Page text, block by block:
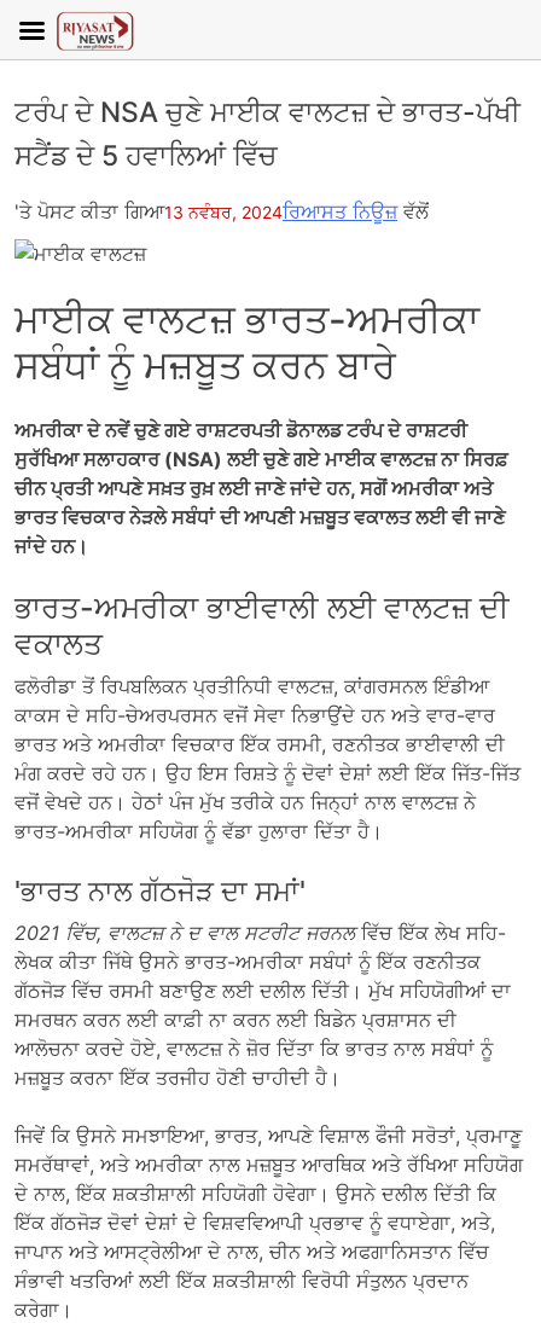
ਟਰੰਪ ਦੇ NSA ਚੁਣੇ ਮਾਈਕ ਵਾਲਟਜ਼ ਦੇ ਭਾਰਤ-ਪੱਖੀ
ਸਟੈਂਡ ਦੇ 5 ਹਵਾਲਿਆਂ ਵਿੱਚ
'ਤੇ ਪੋਸਟ ਕੀਤਾ ਗਿਆ13 ਨਵੰਬਰ, 2024ਰਿਆਸਤ ਨਿਊਜ਼ਵੱਲੋਂ
ਮਾਈਕ ਵਾਲਟਜ਼ ਭਾਰਤ-ਅਮਰੀਕਾ
ਸਬੰਧਾਂ ਨੂੰ ਮਜ਼ਬੂਤ ​​ਕਰਨ ਬਾਰੇ
ਅਮਰੀਕਾ ਦੇ ਨਵੇਂ ਚੁਣੇ ਗਏ ਰਾਸ਼ਟਰਪਤੀ ਡੋਨਾਲਡ ਟਰੰਪ ਦੇ ਰਾਸ਼ਟਰੀ
ਸੁਰੱਖਿਆ ਸਲਾਹਕਾਰ (NSA) ਲਈ ਚੁਣੇ ਗਏ ਮਾਈਕ ਵਾਲਟਜ਼ ਨਾ ਸਿਰਫ਼
ਚੀਨ ਪ੍ਰਤੀ ਆਪਣੇ ਸਖ਼ਤ ਰੁਖ਼ ਲਈ ਜਾਣੇ ਜਾਂਦੇ ਹਨ, ਸਗੋਂ ਅਮਰੀਕਾ ਅਤੇ
ਭਾਰਤ ਵਿਚਕਾਰ ਨੇੜਲੇ ਸਬੰਧਾਂ ਦੀ ਆਪਣੀ ਮਜ਼ਬੂਤ ​​ਵਕਾਲਤ ਲਈ ਵੀ ਜਾਣੇ
ਜਾਂਦੇ ਹਨ।
ਭਾਰਤ-ਅਮਰੀਕਾ ਭਾਈਵਾਲੀ ਲਈ ਵਾਲਟਜ਼ ਦੀ
ਵਕਾਲਤ
ਫਲੋਰੀਡਾ ਤੋਂ ਰਿਪਬਲਿਕਨ ਪ੍ਰਤੀਨਿਧੀ ਵਾਲਟਜ਼, ਕਾਂਗਰਸਨਲ ਇੰਡੀਆ
ਕਾਕਸ ਦੇ ਸਹਿ-ਚੇਅਰਪਰਸਨ ਵਜੋਂ ਸੇਵਾ ਨਿਭਾਉਂਦੇ ਹਨ ਅਤੇ ਵਾਰ-ਵਾਰ
ਭਾਰਤ ਅਤੇ ਅਮਰੀਕਾ ਵਿਚਕਾਰ ਇੱਕ ਰਸਮੀ, ਰਣਨੀਤਕ ਭਾਈਵਾਲੀ ਦੀ
ਮੰਗ ਕਰਦੇ ਰਹੇ ਹਨ। ਉਹ ਇਸ ਰਿਸ਼ਤੇ ਨੂੰ ਦੋਵਾਂ ਦੇਸ਼ਾਂ ਲਈ ਇੱਕ ਜਿੱਤ-ਜਿੱਤ
ਵਜੋਂ ਵੇਖਦੇ ਹਨ। ਹੇਠਾਂ ਪੰਜ ਮੁੱਖ ਤਰੀਕੇ ਹਨ ਜਿਨ੍ਹਾਂ ਨਾਲ ਵਾਲਟਜ਼ ਨੇ
ਭਾਰਤ-ਅਮਰੀਕਾ ਸਹਿਯੋਗ ਨੂੰ ਵੱਡਾ ਹੁਲਾਰਾ ਦਿੱਤਾ ਹੈ।
'ਭਾਰਤ ਨਾਲ ਗੱਠਜੋੜ ਦਾ ਸਮਾਂ'
2021 ਵਿੱਚ, ਵਾਲਟਜ਼ ਨੇ ਦ ਵਾਲ ਸਟਰੀਟ ਜਰਨਲਵਿੱਚ ਇੱਕ ਲੇਖ ਸਹਿ-
ਲੇਖਕ ਕੀਤਾ ਜਿੱਥੇ ਉਸਨੇ ਭਾਰਤ-ਅਮਰੀਕਾ ਸਬੰਧਾਂ ਨੂੰ ਇੱਕ ਰਣਨੀਤਕ
ਗੱਠਜੋੜ ਵਿੱਚ ਰਸਮੀ ਬਣਾਉਣ ਲਈ ਦਲੀਲ ਦਿੱਤੀ। ਮੁੱਖ ਸਹਿਯੋਗੀਆਂ ਦਾ
ਸਮਰਥਨ ਕਰਨ ਲਈ ਕਾਫ਼ੀ ਨਾ ਕਰਨ ਲਈ ਬਿਡੇਨ ਪ੍ਰਸ਼ਾਸਨ ਦੀ
ਆਲੋਚਨਾ ਕਰਦੇ ਹੋਏ, ਵਾਲਟਜ਼ ਨੇ ਜ਼ੋਰ ਦਿੱਤਾ ਕਿ ਭਾਰਤ ਨਾਲ ਸਬੰਧਾਂ ਨੂੰ
ਮਜ਼ਬੂਤ ​​ਕਰਨਾ ਇੱਕ ਤਰਜੀਹ ਹੋਣੀ ਚਾਹੀਦੀ ਹੈ।
ਜਿਵੇਂ ਕਿ ਉਸਨੇ ਸਮਝਾਇਆ, ਭਾਰਤ, ਆਪਣੇ ਵਿਸ਼ਾਲ ਫੌਜੀ ਸਰੋਤਾਂ, ਪ੍ਰਮਾਣੂ
ਸਮਰੱਥਾਵਾਂ, ਅਤੇ ਅਮਰੀਕਾ ਨਾਲ ਮਜ਼ਬੂਤ ​​ਆਰਥਿਕ ਅਤੇ ਰੱਖਿਆ ਸਹਿਯੋਗ
ਦੇ ਨਾਲ, ਇੱਕ ਸ਼ਕਤੀਸ਼ਾਲੀ ਸਹਿਯੋਗੀ ਹੋਵੇਗਾ। ਉਸਨੇ ਦਲੀਲ ਦਿੱਤੀ ਕਿ
ਇੱਕ ਗੱਠਜੋੜ ਦੋਵਾਂ ਦੇਸ਼ਾਂ ਦੇ ਵਿਸ਼ਵਵਿਆਪੀ ਪ੍ਰਭਾਵ ਨੂੰ ਵਧਾਏਗਾ, ਅਤੇ,
ਜਾਪਾਨ ਅਤੇ ਆਸਟ੍ਰੇਲੀਆ ਦੇ ਨਾਲ, ਚੀਨ ਅਤੇ ਅਫਗਾਨਿਸਤਾਨ ਵਿੱਚ
ਸੰਭਾਵੀ ਖਤਰਿਆਂ ਲਈ ਇੱਕ ਸ਼ਕਤੀਸ਼ਾਲੀ ਵਿਰੋਧੀ ਸੰਤੁਲਨ ਪ੍ਰਦਾਨ
ਕਰੇਗਾ।